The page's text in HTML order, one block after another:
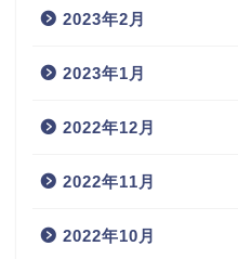
2023年2月
2023年1月
2022年12月
2022年11月
2022年10月